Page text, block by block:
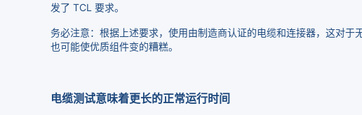
发了 TCL 要求。
务必注意：根据上述要求，使用由制造商认证的电缆和连接器，这对
也可能使优质组件变的糟糕。
电缆测试意味着更长的正常运行时间